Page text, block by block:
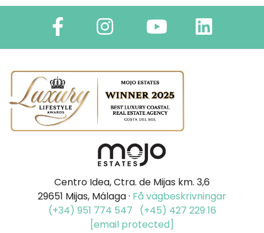
Centro Idea, Ctra. de Mijas km. 3,6
29651 Mijas, Málaga · Få vägbeskrivningar
(+34) 951 774 547
(+45) 427 229 16
[email protected]